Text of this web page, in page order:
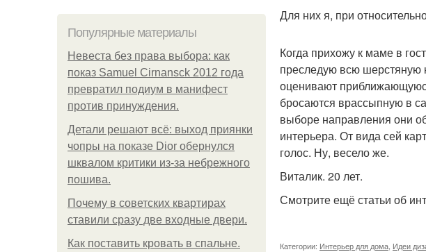
Популярные материалы
Невеста без права выбора: как
показ Samuel Cirnansck 2012 года
превратил подиум в манифест
против принуждения.
Детали решают всё: выход приянки
чопры на показе Dior обернулся
шквалом критики из-за небрежного
пошива.
Почему в советских квартирах
ставили сразу две входные двери.
Как поставить кровать в спальне.
Для них я, при
Когда прихожу к маме в
преследую всю шерстяную
оценивают
бросаются врассыпную в
выборе направления они
интерьера. От вида сей
голос. Ну, весело же.
Виталик. 20 лет.
Смотрите ещё статьи об
Категории: Интерьер для дома Идеи